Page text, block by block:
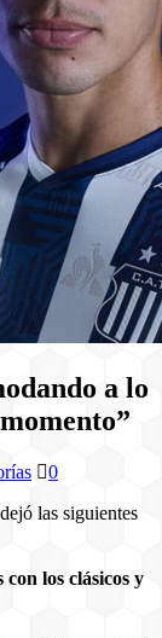
a lo
0
las siguientes
los clásicos y